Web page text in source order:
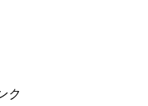
ク